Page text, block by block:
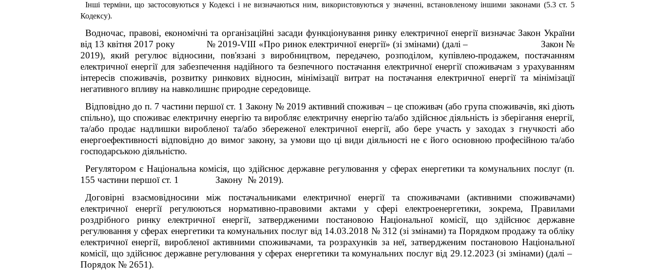
Інші терміни, що застосовуються у Кодексі і не визначаються ним, використовуються у значенні, встановленому іншими законами (5.3 ст. 5
Кодексу).
Водночас, правові, економічні та організаційні засади функціонування ринку електричної енергії визначає Закон України
від 13 квітня 2017 року № 2019-VIII «Про ринок електричної енергії» (зі змінами) (далі – Закон №
2019), який регулює відносини, пов'язані з виробництвом, передачею, розподілом, купівлею-продажем, постачанням
електричної енергії для забезпечення надійного та безпечного постачання електричної енергії споживачам з урахуванням
інтересів споживачів, розвитку ринкових відносин, мінімізації витрат на постачання електричної енергії та мінімізації
негативного впливу на навколишнє природне середовище.
Відповідно до п. 7 частини першої ст. 1 Закону № 2019 активний споживач – це споживач (або група споживачів, які діють
спільно), що споживає електричну енергію та виробляє електричну енергію та/або здійснює діяльність із зберігання енергії,
та/або продає надлишки виробленої та/або збереженої електричної енергії, або бере участь у заходах з гнучкості або
енергоефективності відповідно до вимог закону, за умови що ці види діяльності не є його основною професійною та/або
господарською діяльністю.
Регулятором є Національна комісія, що здійснює державне регулювання у сферах енергетики та комунальних послуг (п.
155 частини першої ст. 1 Закону № 2019).
Договірні взаємовідносини між постачальниками електричної енергії та
споживачами (активними споживачами)
електричної енергії регулюються
нормативно-правовими актами у сфері електроенергетики, зокрема, Правилами
роздрібного ринку електричної енергії, затвердженими постановоюНаціональної комісії, що здійснює державне
регулювання у сферах енергетики та комунальних послуг від 14.03.2018 № 312 (зі змінами) та Порядком продажу та обліку
електричної енергії, виробленої активними споживачами, та розрахунків за неї, затвердженим постановоюНаціональної
комісії, що здійснює державне регулювання у сферах енергетики та комунальних послугвід 29.12.2023 (зі змінами) (далі –
Порядок № 2651).